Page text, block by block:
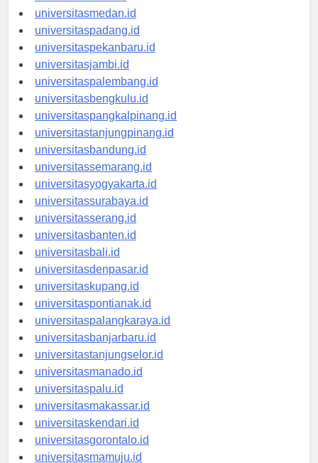
universitasaceh.id
universitasmedan.id
universitaspadang.id
universitaspekanbaru.id
universitasjambi.id
universitaspalembang.id
universitasbengkulu.id
universitaspangkalpinang.id
universitastanjungpinang.id
universitasbandung.id
universitassemarang.id
universitasyogyakarta.id
universitassurabaya.id
universitasserang.id
universitasbanten.id
universitasbali.id
universitasdenpasar.id
universitaskupang.id
universitaspontianak.id
universitaspalangkaraya.id
universitasbanjarbaru.id
universitastanjungselor.id
universitasmanado.id
universitaspalu.id
universitasmakassar.id
universitaskendari.id
universitasgorontalo.id